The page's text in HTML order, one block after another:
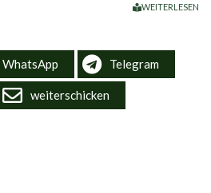
WEITERLESEN
WhatsApp Telegram
weiterschicken